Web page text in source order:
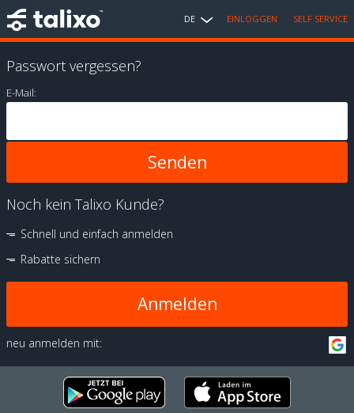
DE EINLOGGEN SELF SERVICE
Passwort vergessen?
E-Mail:
Noch kein Talixo Kunde?
Schnell und einfach anmelden
Rabatte sichern
Anmelden
neu anmelden mit: